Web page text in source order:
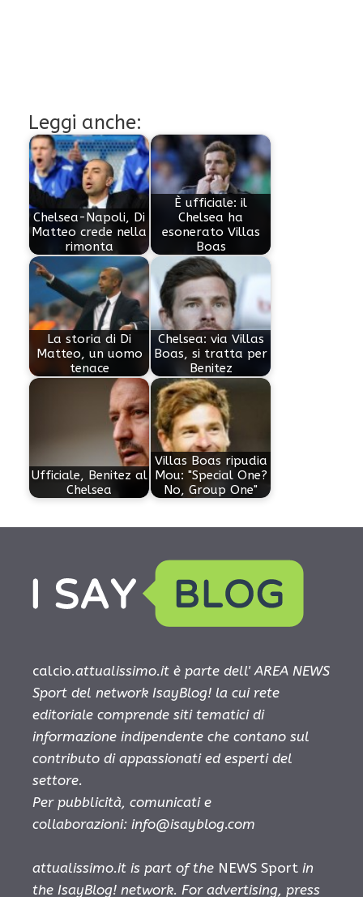
Leggi anche:
Chelsea-Napoli, Di
Matteo crede nella
rimonta
È ufficiale: il
Chelsea ha
esonerato Villas
Boas
La storia di Di
Matteo, un uomo
tenace
Chelsea: via Villas
Boas, si tratta per
Benitez
Ufficiale, Benitez al
Chelsea
Villas Boas ripudia
Mou: "Special One?
No, Group One"
calcio.attualissimo.it è parte dell' AREA NEWS
Sport del network IsayBlog! la cui rete
editoriale comprende siti tematici di
informazione indipendente che contano sul
contributo di appassionati ed esperti del
settore.
Per pubblicità, comunicati e
collaborazioni: info@isayblog.com
attualissimo.it is part of the NEWS Sport in
the IsayBlog! network. For advertising, press